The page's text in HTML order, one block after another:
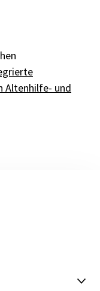
Altenhilfe- und